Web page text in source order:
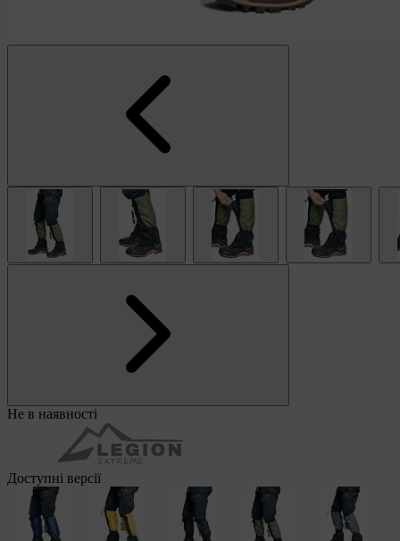
Не в наявності
Доступні версії